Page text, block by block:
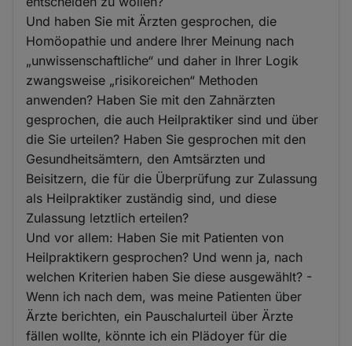
Und haben Sie mit Ärzten gesprochen, die
Homöopathie und andere Ihrer Meinung nach
„unwissenschaftliche“ und daher in Ihrer Logik
zwangsweise „risikoreichen“ Methoden
anwenden? Haben Sie mit den Zahnärzten
gesprochen, die auch Heilpraktiker sind und über
die Sie urteilen? Haben Sie gesprochen mit den
Gesundheitsämtern, den Amtsärzten und
Beisitzern, die für die Überprüfung zur Zulassung
als Heilpraktiker zuständig sind, und diese
Zulassung letztlich erteilen?
Und vor allem: Haben Sie mit Patienten von
Heilpraktikern gesprochen? Und wenn ja, nach
welchen Kriterien haben Sie diese ausgewählt? -
Wenn ich nach dem, was meine Patienten über
Ärzte berichten, ein Pauschalurteil über Ärzte
fällen wollte, könnte ich ein Plädoyer für die